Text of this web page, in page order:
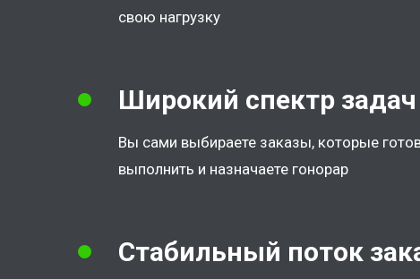
свою нагрузку
Широкий спектр задач
Вы сами выбираете заказы, которые
выполнить и назначаете гонорар
Стабильный поток